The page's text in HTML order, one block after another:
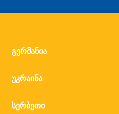
გერმანია
უკრაინა
სერბეთი